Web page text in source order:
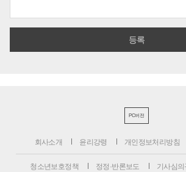
PC버전
회사소개 윤리강령 개인정보처리방침
청소년보호정책 정정·반론보도 기사심의